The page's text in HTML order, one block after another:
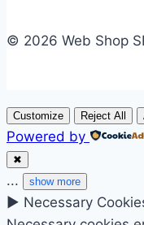
© 2026 Web Shop
Customize Reject All
Powered by
✖
... show more
► Necessary